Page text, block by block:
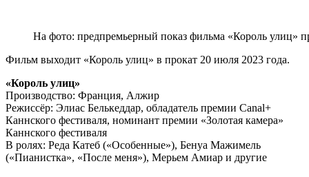
На фото: предпремьерный показ фильма «Король улиц»
Фильм выходит «Король улиц» в прокат 20 июля 2023 года.
«Король улиц»
Производство: Франция, Алжир
Режиссёр: Элиас Белькеддар, обладатель премии Canal+
Каннского фестиваля, номинант премии «Золотая камера»
Каннского фестиваля
В ролях: Реда Катеб («Особенные»), Бенуа Мажимель
(«Пианистка», «После меня»), Мерьем Амиар и другие